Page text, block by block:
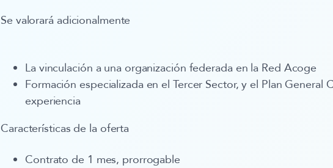
Se valorará adicionalmente
La vinculación a una organización federada en la Red Acoge
Formación especializada en el Tercer Sector, y el Plan
experiencia
Características de la oferta
Contrato de 1 mes, prorrogable